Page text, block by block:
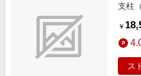
支柱
￥
ス